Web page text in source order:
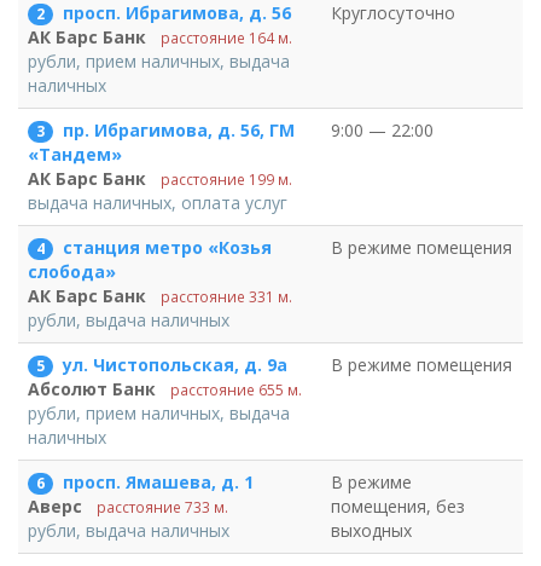
2
просп. Ибрагимова, д. 56
АК Барс Банк
расстояние 164 м.
рубли, прием наличных, выдача
наличных
Круглосуточно
3
пр. Ибрагимова, д. 56, ГМ
«Тандем»
АК Барс Банк
расстояние 199 м.
выдача наличных, оплата услуг
9:00 — 22:00
4
станция метро «Козья
слобода»
АК Барс Банк
расстояние 331 м.
рубли, выдача наличных
В режиме помещения
5
ул. Чистопольская, д. 9а
Абсолют Банк
расстояние 655 м.
рубли, прием наличных, выдача
наличных
В режиме помещения
6
просп. Ямашева, д. 1
Аверс
расстояние 733 м.
рубли, выдача наличных
В режиме
помещения, без
выходных